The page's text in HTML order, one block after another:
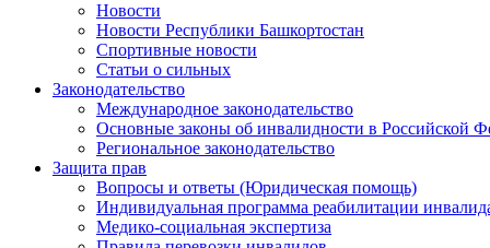
Новости
Новости Республики Башкортостан
Спортивные новости
Статьи о сильных
Законодательство
Международное законодательство
Основные законы об инвалидности в Российской
Региональное законодательство
Защита прав
Вопросы и ответы (Юридическая помощь)
Индивидуальная программа реабилитации
Медико-социальная экспертиза